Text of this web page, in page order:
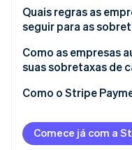
Quais regras as
seguir para as
Como as empresas
suas sobretaxas de
Como o Stripe
Comece já com a